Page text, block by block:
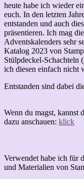
heute habe ich wieder
euch. In den letzten
entstanden und auch
präsentieren. Ich mag
Adventskalenders sehr
Katalog 2023 von
Stülpdeckel-Schachteln (
ich diesen einfach nicht
Entstanden sind dabei
Wenn du magst, kannst
dazu anschauen: klick
Verwendet habe ich für
und Materialien von